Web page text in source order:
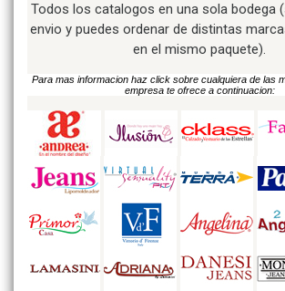
Todos los catalogos en una sola bodega
envio y puedes ordenar de distintas
en el mismo paquete).
Para mas informacion haz click sobre cualquiera de las
empresa te ofrece a continuacion: